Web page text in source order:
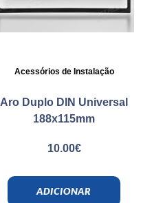
Acessórios de Instalação
Aro Duplo DIN Universal
188x115mm
10.00€
ADICIONAR